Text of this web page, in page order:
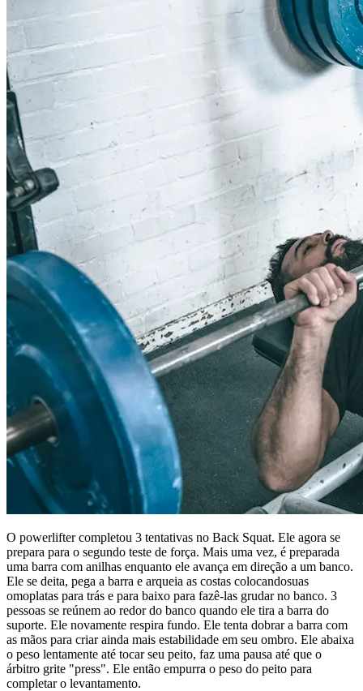
O powerlifter completou 3 tentativas no Back Squat. Ele agora se
prepara para o segundo teste de força. Mais uma vez, é preparada
uma barra com anilhas enquanto ele avança em direção a um banco.
Ele se deita, pega a barra e arqueia as costas colocandosuas
omoplatas para trás e para baixo para fazê-las grudar no banco. 3
pessoas se reúnem ao redor do banco quando ele tira a barra do
suporte. Ele novamente respira fundo. Ele tenta dobrar a barra com
as mãos para criar ainda mais estabilidade em seu ombro. Ele abaixa
o peso lentamente até tocar seu peito, faz uma pausa até que o
árbitro grite "press". Ele então empurra o peso do peito para
completar o levantamento.